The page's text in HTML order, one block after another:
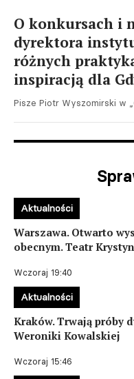
O konkursach i
dyrektora
różnych
inspiracją dla
Pisze Piotr Wyszomirski w
Warszawa. Otwarto
obecnym. Teatr
Wczoraj 19:40
Aktualności
Kraków. Trwają próby
Weroniki Kowalskiej
Wczoraj 15:46
Aktualności